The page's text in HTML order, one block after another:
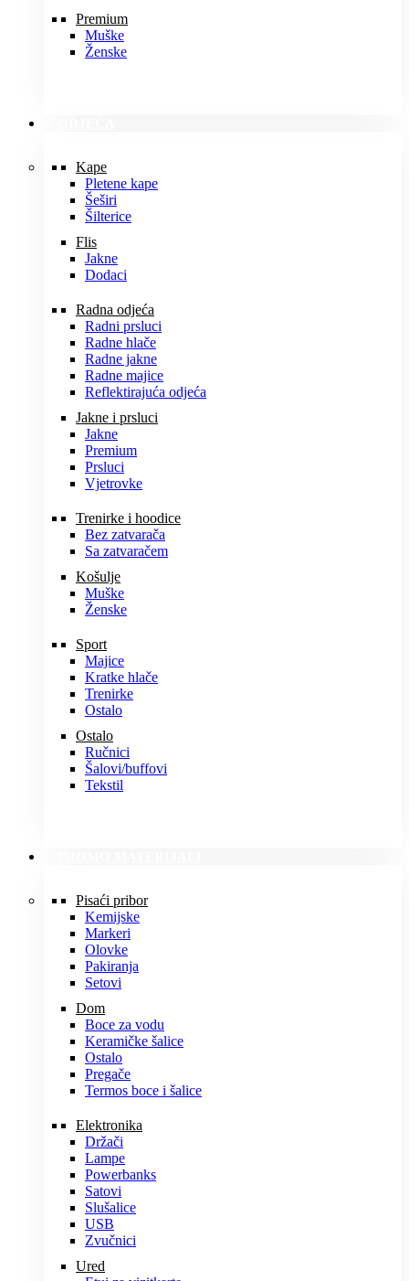
Premium
Muške
Ženske
Kape
Pletene kape
Šeširi
Šilterice
Flis
Jakne
Dodaci
Radna odjeća
Radni prsluci
Radne hlače
Radne jakne
Radne majice
Reflektirajuća odjeća
Jakne i prsluci
Jakne
Premium
Prsluci
Vjetrovke
Trenirke i hoodice
Bez zatvarača
Sa zatvaračem
Košulje
Muške
Ženske
Sport
Majice
Kratke hlače
Trenirke
Ostalo
Ostalo
Ručnici
Šalovi/buffovi
Tekstil
Pisaći pribor
Kemijske
Markeri
Olovke
Pakiranja
Setovi
Dom
Boce za vodu
Keramičke šalice
Ostalo
Pregače
Termos boce i šalice
Elektronika
Držači
Lampe
Powerbanks
Satovi
Slušalice
USB
Zvučnici
Ured